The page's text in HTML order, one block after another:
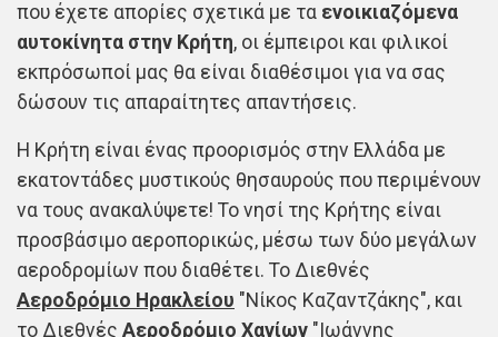
που έχετε απορίες σχετικά με τα ενοικιαζόμενα
αυτοκίνητα στην Κρήτη, οι έμπειροι και φιλικοί
εκπρόσωποί μας θα είναι διαθέσιμοι για να σας
δώσουν τις απαραίτητες απαντήσεις.
Η Κρήτη είναι ένας προορισμός στην Ελλάδα με
εκατοντάδες μυστικούς θησαυρούς που περιμένουν
να τους ανακαλύψετε! Το νησί της Κρήτης είναι
προσβάσιμο αεροπορικώς, μέσω των δύο μεγάλων
αεροδρομίων που διαθέτει. Το Διεθνές
Αεροδρόμιο Ηρακλείου "Νίκος Καζαντζάκης", και
το Διεθνές Αεροδρόμιο Χανίων "Ιωάννης